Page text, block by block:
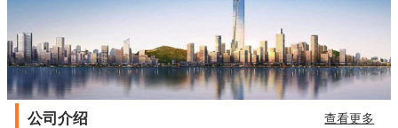
公司介绍 查看更多